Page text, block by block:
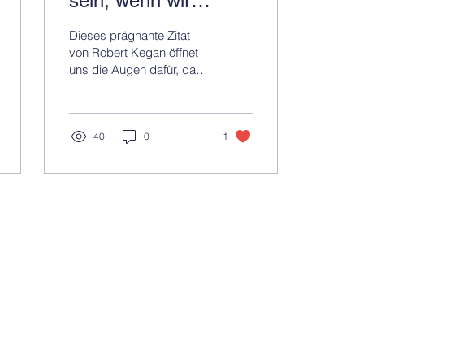
komplexer denken?
Dieses prägnante Zitat
von Robert Kegan öffnet
uns die Augen dafür, dass
40 0 1